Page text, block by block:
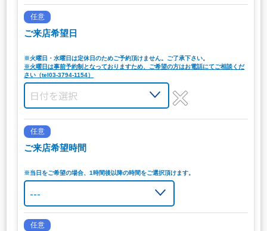
任意
ご来店希望日
※火曜日・水曜日は定休日のためご予約頂けません。ご了承下さい。
※火曜日は事前予約制となっておりますため、ご希望の方はお電話にてご相談くだ
さい（tel03-3794-1154）
任意
ご来店希望時間
※当日をご希望の場合、1時間後以降の時間をご選択頂けます。
任意